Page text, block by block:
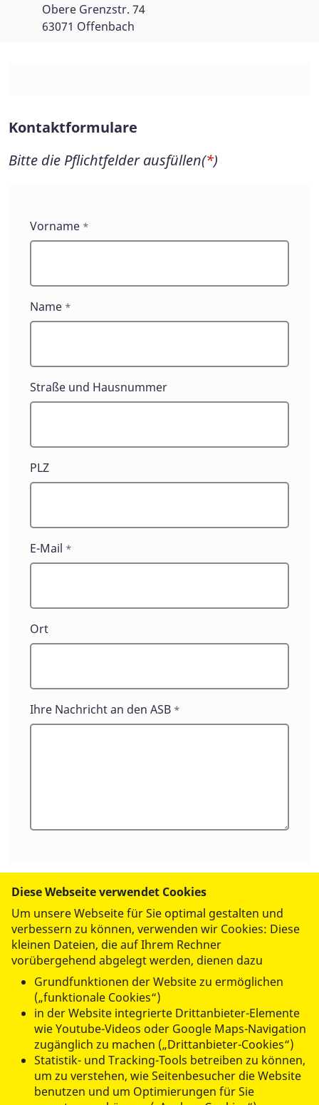
Obere Grenzstr. 74
63071 Offenbach
Kontaktformulare
Bitte die Pflichtfelder ausfüllen(*)
Kontaktformulare
Vorname *
Name *
Straße und Hausnummer
PLZ
E-Mail *
Ort
Ihre Nachricht an den ASB *
Abschicken
© 2026 ASB-Regionalverband Mittelhessen
Datenschutz
Diese Webseite verwendet Cookies
Um unsere Webseite für Sie optimal gestalten und
verbessern zu können, verwenden wir Cookies: Diese
kleinen Dateien, die auf Ihrem Rechner
vorübergehend abgelegt werden, dienen dazu
Grundfunktionen der Website zu ermöglichen
(„funktionale Cookies“)
in der Website integrierte Drittanbieter-Elemente
wie Youtube-Videos oder Google Maps-Navigation
zugänglich zu machen („Drittanbieter-Cookies“)
Statistik- und Tracking-Tools betreiben zu können,
um zu verstehen, wie Seitenbesucher die Website
benutzen und um Optimierungen für Sie